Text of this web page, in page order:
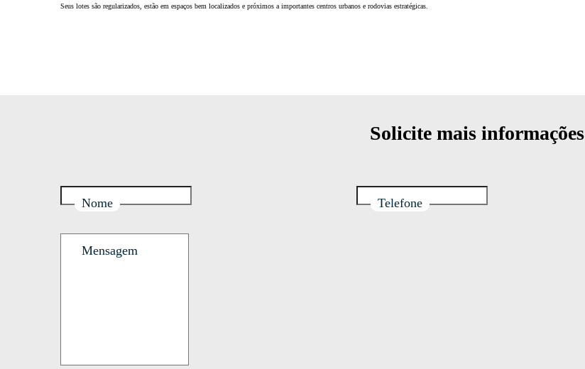
Seus lotes são regularizados, estão em espaços bem localizados e próximos a importantes centros urbanos e rodovias estratégicas.
Solicite mais informações
Nome Telefone
Mensagem